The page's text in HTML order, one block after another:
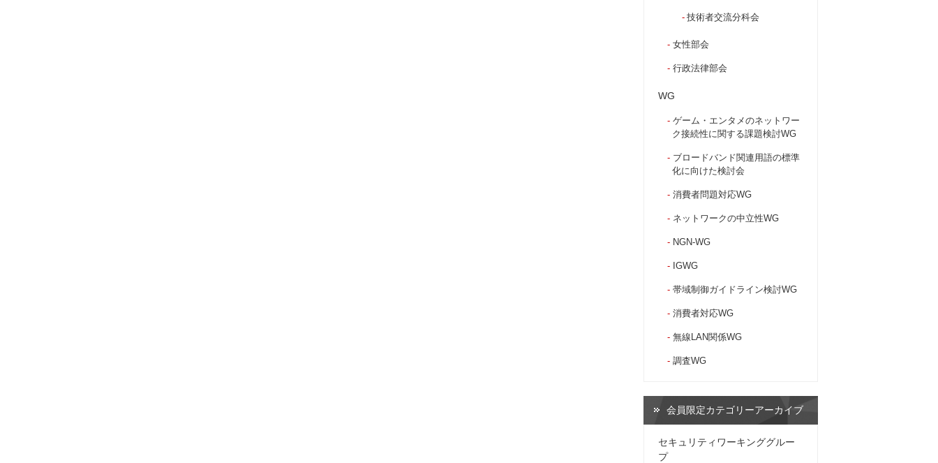
技術者交流分科会
女性部会
行政法律部会
WG
ゲーム・エンタメのネットワー
ク接続性に関する課題検討WG
ブロードバンド関連用語の標準
化に向けた検討会
消費者問題対応WG
ネットワークの中立性WG
NGN-WG
IGWG
帯域制御ガイドライン検討WG
消費者対応WG
無線LAN関係WG
調査WG
会員限定カテゴリーアーカイブ
セキュリティワーキンググルー
プ